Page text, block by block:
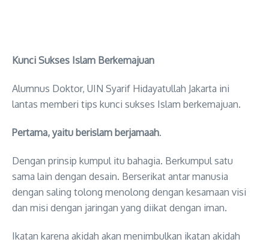
Kunci Sukses Islam Berkemajuan
Alumnus Doktor, UIN Syarif Hidayatullah Jakarta ini
lantas memberi tips kunci sukses Islam berkemajuan.
Pertama, yaitu berislam berjamaah.
Dengan prinsip kumpul itu bahagia. Berkumpul satu
sama lain dengan desain. Berserikat antar manusia
dengan saling tolong menolong dengan kesamaan visi
dan misi dengan jaringan yang diikat dengan iman.
Ikatan karena akidah akan menimbulkan ikatan akidah